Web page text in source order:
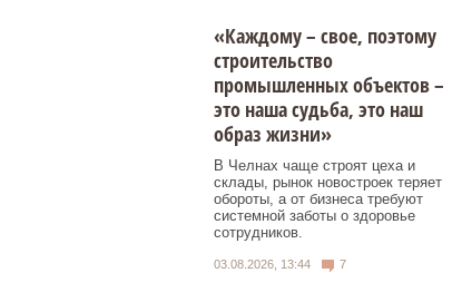
«Каждому – свое, поэтому
строительство
промышленных объектов –
это наша судьба, это наш
образ жизни»
В Челнах чаще строят цеха и
склады, рынок новостроек теряет
обороты, а от бизнеса требуют
системной заботы о здоровье
сотрудников.
03.08.2026, 13:44 7